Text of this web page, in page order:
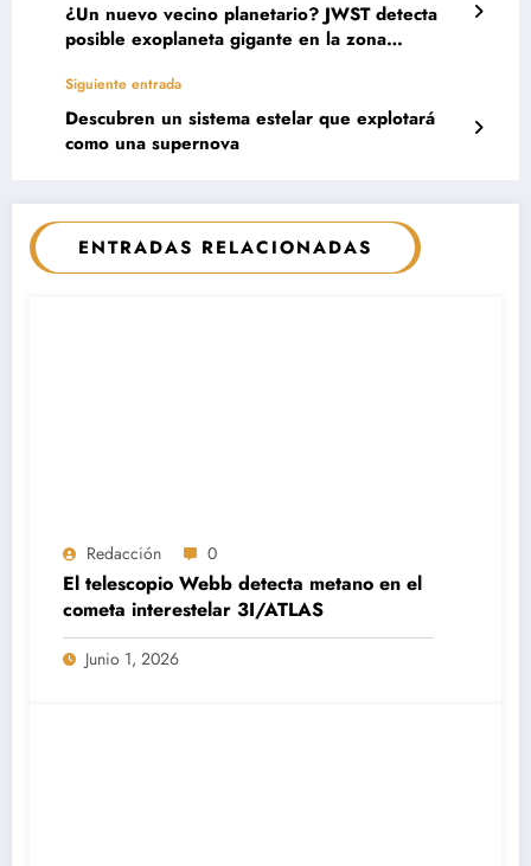
¿Un nuevo vecino planetario? JWST detecta
posible exoplaneta gigante en la zona
Siguiente entrada
Descubren un sistema estelar que explotará
como una supernova
ENTRADAS RELACIONADAS
Redacción 0
El telescopio Webb detecta metano en el
cometa interestelar 3I/ATLAS
Junio 1, 2026